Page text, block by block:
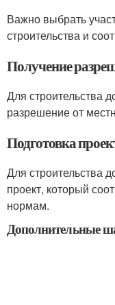
Важно выбрать
строительства и
Получение
Для строительства
разрешение от
Подготовка
Для строительства
проект, который
нормам.
Дополнительные